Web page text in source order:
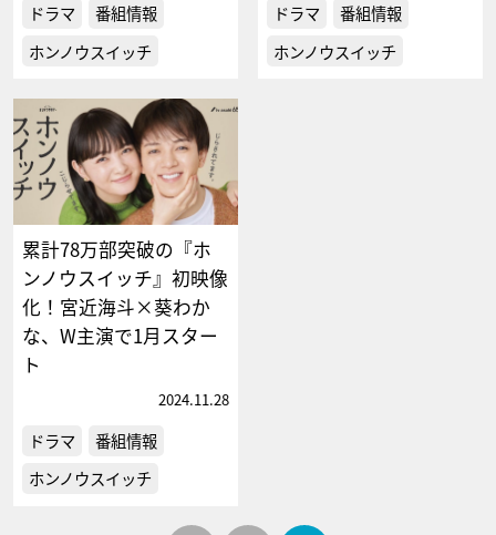
ドラマ
番組情報
ホンノウスイッチ
ドラマ
番組情報
ホンノウスイッチ
累計78万部突破の『ホ
ンノウスイッチ』初映像
化！宮近海斗×葵わか
な、W主演で1月スター
ト
2024.11.28
ドラマ
番組情報
ホンノウスイッチ